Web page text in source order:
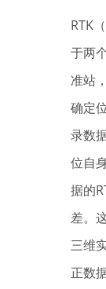
RTK
于两
准站
确定
录数
位自
据的
差。
三维
正数